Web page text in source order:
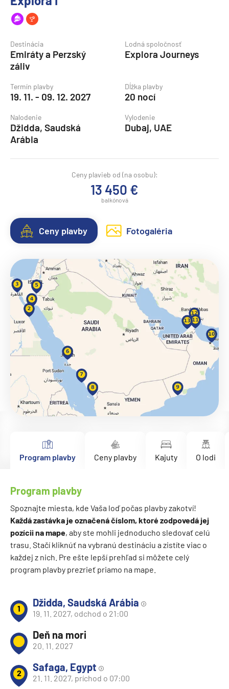
Destinácia
Emiráty a Perzský
záliv
Lodná spoločnosť
Explora Journeys
Termín plavby
19. 11. - 09. 12. 2027
Dĺžka plavby
20 nocí
Nalodenie
Džidda, Saudská
Arábia
Vylodenie
Dubaj, UAE
Ceny plavieb od (na osobu):
13 450 €
balkónová
Ceny plavby Fotogaléria
Program plavby Ceny plavby Kajuty O lodi
Program plavby
Spoznajte miesta, kde Vaša loď počas plavby zakotví!
Každá zastávka je označená číslom, ktoré zodpovedá jej
pozícii na mape, aby ste mohli jednoducho sledovať celú
trasu. Stačí kliknúť na vybranú destináciu a zistíte viac o
každej z nich. Pre ešte lepší prehľad si môžete celý
program plavby prezrieť priamo na mape.
1 Džidda, Saudská Arábia
19. 11. 2027, odchod o 21:00
Deň na mori
20. 11. 2027
2 Safaga, Egypt
21. 11. 2027, príchod o 07:00